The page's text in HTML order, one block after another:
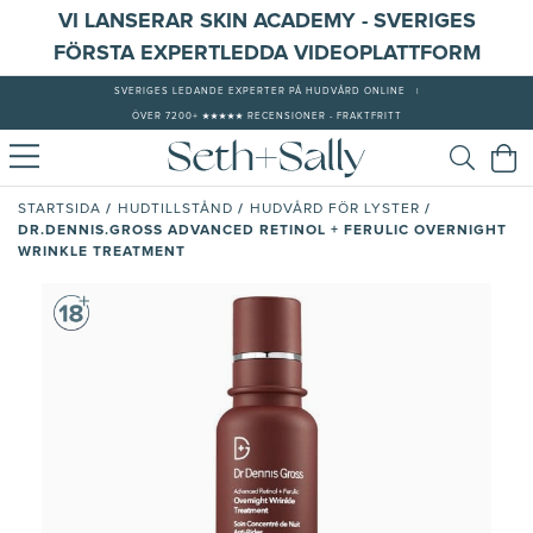
VI LANSERAR SKIN ACADEMY - SVERIGES
FÖRSTA EXPERTLEDDA VIDEOPLATTFORM
SVERIGES LEDANDE EXPERTER PÅ HUDVÅRD ONLINE
ÖVER 7200+ ★★★★★ RECENSIONER - FRAKTFRITT
STARTSIDA / HUDTILLSTÅND / HUDVÅRD FÖR LYSTER /
DR.DENNIS.GROSS ADVANCED RETINOL + FERULIC OVERNIGHT
WRINKLE TREATMENT